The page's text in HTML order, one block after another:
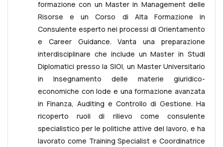
formazione con un Master in Management delle
Risorse e un Corso di Alta Formazione in
Consulente esperto nei processi di Orientamento
e Career Guidance. Vanta una preparazione
interdisciplinare che include un Master in Studi
Diplomatici presso la SIOI, un Master Universitario
in Insegnamento delle materie giuridico-
economiche con lode e una formazione avanzata
in Finanza, Auditing e Controllo di Gestione. Ha
ricoperto ruoli di rilievo come consulente
specialistico per le politiche attive del lavoro, e ha
lavorato come Training Specialist e Coordinatrice